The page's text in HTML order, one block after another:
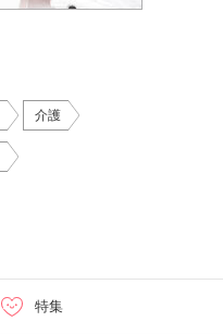
介護
特集